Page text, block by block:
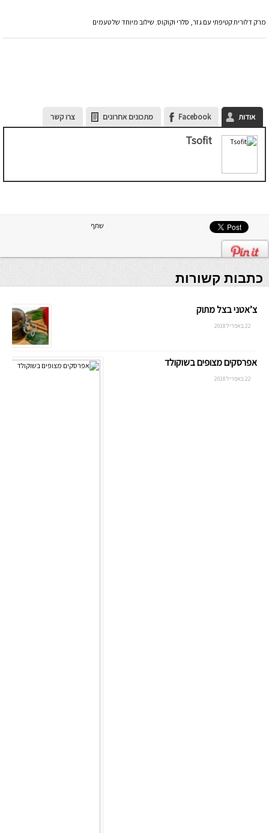
מרק דלורית קטיפתי עם גזר, סלרי וקוקוס. שילוב מיוחד של טעמים
אודות Facebook מתכונים אחרונים צרו קשר
Tsofit
שתף
כתבות קשורות
צ’אטני בצל מתוק
22 באפריל 2018
אפרסקים מצופים בשוקולד
22 באפריל 2018